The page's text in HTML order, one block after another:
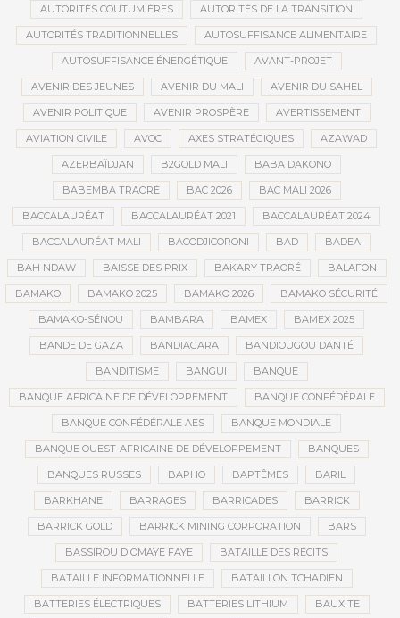
AUTORITÉS COUTUMIÈRES AUTORITÉS DE LA TRANSITION
AUTORITÉS TRADITIONNELLES AUTOSUFFISANCE ALIMENTAIRE
AUTOSUFFISANCE ÉNERGÉTIQUE AVANT-PROJET
AVENIR DES JEUNES AVENIR DU MALI AVENIR DU SAHEL
AVENIR POLITIQUE AVENIR PROSPÈRE AVERTISSEMENT
AVIATION CIVILE AVOC AXES STRATÉGIQUES AZAWAD
AZERBAÏDJAN B2GOLD MALI BABA DAKONO
BABEMBA TRAORÉ BAC 2026 BAC MALI 2026
BACCALAURÉAT BACCALAURÉAT 2021 BACCALAURÉAT 2024
BACCALAURÉAT MALI BACODJICORONI BAD BADEA
BAH NDAW BAISSE DES PRIX BAKARY TRAORÉ BALAFON
BAMAKO BAMAKO 2025 BAMAKO 2026 BAMAKO SÉCURITÉ
BAMAKO-SÉNOU BAMBARA BAMEX BAMEX 2025
BANDE DE GAZA BANDIAGARA BANDIOUGOU DANTÉ
BANDITISME BANGUI BANQUE
BANQUE AFRICAINE DE DÉVELOPPEMENT BANQUE CONFÉDÉRALE
BANQUE CONFÉDÉRALE AES BANQUE MONDIALE
BANQUE OUEST-AFRICAINE DE DÉVELOPPEMENT BANQUES
BANQUES RUSSES BAPHO BAPTÊMES BARIL
BARKHANE BARRAGES BARRICADES BARRICK
BARRICK GOLD BARRICK MINING CORPORATION BARS
BASSIROU DIOMAYE FAYE BATAILLE DES RÉCITS
BATAILLE INFORMATIONNELLE BATAILLON TCHADIEN
BATTERIES ÉLECTRIQUES BATTERIES LITHIUM BAUXITE